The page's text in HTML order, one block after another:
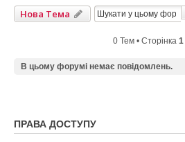
Нова Тема
0 Тем • Сторінка 1
В цьому форумі немає повідомлень.
ПРАВА ДОСТУПУ